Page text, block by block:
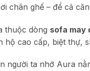
chân ghế – để cả
thuộc dòng sofa may
hộ cao cấp, biệt thự,
người ta nhớ Aura